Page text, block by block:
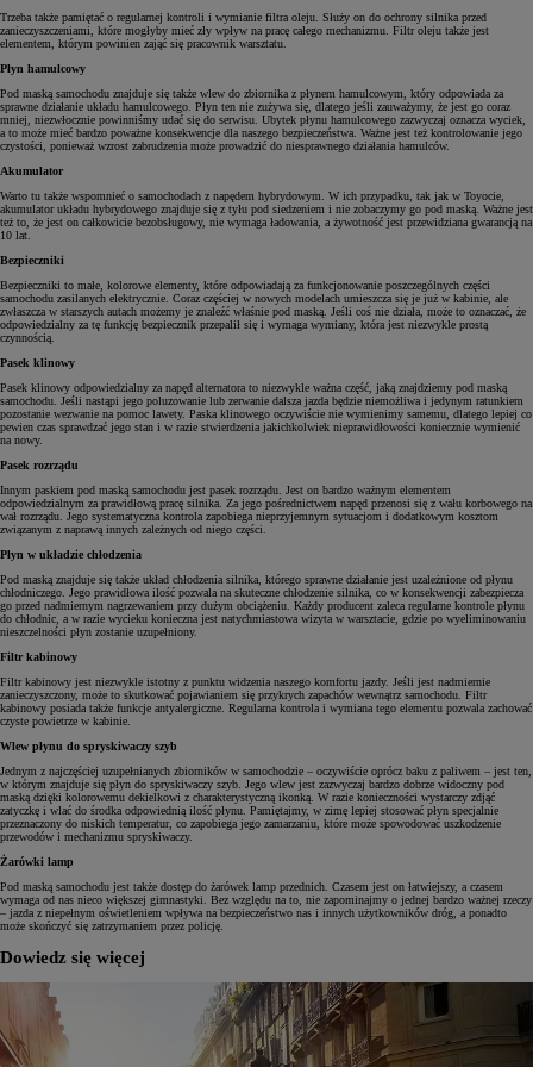
Trzeba także pamiętać o regularnej kontroli i wymianie filtra oleju. Służy on do ochrony silnika przed
zanieczyszczeniami, które mogłyby mieć zły wpływ na pracę całego mechanizmu. Filtr oleju także jest
elementem, którym powinien zająć się pracownik warsztatu.
Płyn hamulcowy
Pod maską samochodu znajduje się także wlew do zbiornika z płynem hamulcowym, który odpowiada za
sprawne działanie układu hamulcowego. Płyn ten nie zużywa się, dlatego jeśli zauważymy, że jest go coraz
mniej, niezwłocznie powinniśmy udać się do serwisu. Ubytek płynu hamulcowego zazwyczaj oznacza wyciek,
a to może mieć bardzo poważne konsekwencje dla naszego bezpieczeństwa. Ważne jest też kontrolowanie jego
czystości, ponieważ wzrost zabrudzenia może prowadzić do niesprawnego działania hamulców.
Akumulator
Warto tu także wspomnieć o samochodach z napędem hybrydowym. W ich przypadku, tak jak w Toyocie,
akumulator układu hybrydowego znajduje się z tyłu pod siedzeniem i nie zobaczymy go pod maską. Ważne jest
też to, że jest on całkowicie bezobsługowy, nie wymaga ładowania, a żywotność jest przewidziana gwarancją na
10 lat.
Bezpieczniki
Bezpieczniki to małe, kolorowe elementy, które odpowiadają za funkcjonowanie poszczególnych części
samochodu zasilanych elektrycznie. Coraz częściej w nowych modelach umieszcza się je już w kabinie, ale
zwłaszcza w starszych autach możemy je znaleźć właśnie pod maską. Jeśli coś nie działa, może to oznaczać, że
odpowiedzialny za tę funkcję bezpiecznik przepalił się i wymaga wymiany, która jest niezwykle prostą
czynnością.
Pasek klinowy
Pasek klinowy odpowiedzialny za napęd alternatora to niezwykle ważna część, jaką znajdziemy pod maską
samochodu. Jeśli nastąpi jego poluzowanie lub zerwanie dalsza jazda będzie niemożliwa i jedynym ratunkiem
pozostanie wezwanie na pomoc lawety. Paska klinowego oczywiście nie wymienimy samemu, dlatego lepiej co
pewien czas sprawdzać jego stan i w razie stwierdzenia jakichkolwiek nieprawidłowości koniecznie wymienić
na nowy.
Pasek rozrządu
Innym paskiem pod maską samochodu jest pasek rozrządu. Jest on bardzo ważnym elementem
odpowiedzialnym za prawidłową pracę silnika. Za jego pośrednictwem napęd przenosi się z wału korbowego na
wał rozrządu. Jego systematyczna kontrola zapobiega nieprzyjemnym sytuacjom i dodatkowym kosztom
związanym z naprawą innych zależnych od niego części.
Płyn w układzie chłodzenia
Pod maską znajduje się także układ chłodzenia silnika, którego sprawne działanie jest uzależnione od płynu
chłodniczego. Jego prawidłowa ilość pozwala na skuteczne chłodzenie silnika, co w konsekwencji zabezpiecza
go przed nadmiernym nagrzewaniem przy dużym obciążeniu. Każdy producent zaleca regularne kontrole płynu
do chłodnic, a w razie wycieku konieczna jest natychmiastowa wizyta w warsztacie, gdzie po wyeliminowaniu
nieszczelności płyn zostanie uzupełniony.
Filtr kabinowy
Filtr kabinowy jest niezwykle istotny z punktu widzenia naszego komfortu jazdy. Jeśli jest nadmiernie
zanieczyszczony, może to skutkować pojawianiem się przykrych zapachów wewnątrz samochodu. Filtr
kabinowy posiada także funkcje antyalergiczne. Regularna kontrola i wymiana tego elementu pozwala zachować
czyste powietrze w kabinie.
Wlew płynu do spryskiwaczy szyb
Jednym z najczęściej uzupełnianych zbiorników w samochodzie – oczywiście oprócz baku z paliwem – jest ten,
w którym znajduje się płyn do spryskiwaczy szyb. Jego wlew jest zazwyczaj bardzo dobrze widoczny pod
maską dzięki kolorowemu dekielkowi z charakterystyczną ikonką. W razie konieczności wystarczy zdjąć
zatyczkę i wlać do środka odpowiednią ilość płynu. Pamiętajmy, w zimę lepiej stosować płyn specjalnie
przeznaczony do niskich temperatur, co zapobiega jego zamarzaniu, które może spowodować uszkodzenie
przewodów i mechanizmu spryskiwaczy.
Żarówki lamp
Pod maską samochodu jest także dostęp do żarówek lamp przednich. Czasem jest on łatwiejszy, a czasem
wymaga od nas nieco większej gimnastyki. Bez względu na to, nie zapominajmy o jednej bardzo ważnej rzeczy
– jazda z niepełnym oświetleniem wpływa na bezpieczeństwo nas i innych użytkowników dróg, a ponadto
może skończyć się zatrzymaniem przez policję.
Dowiedz się więcej